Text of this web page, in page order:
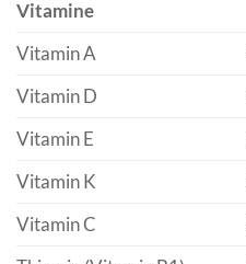
Vitamine
Vitamin A
Vitamin D
Vitamin E
Vitamin K
Vitamin C